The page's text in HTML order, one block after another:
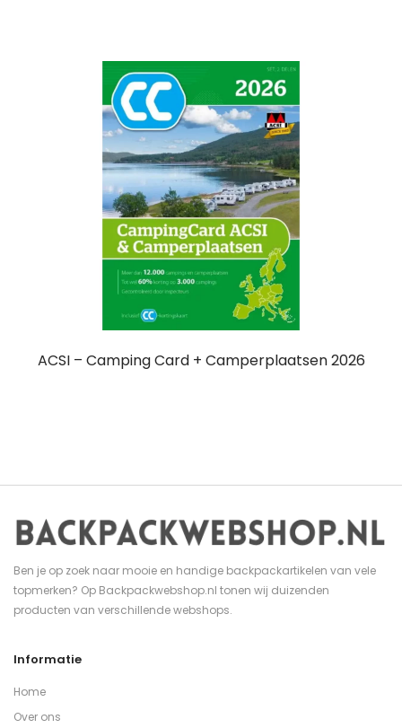
ACSI – Camping Card + Camperplaatsen 2026
Ben je op zoek naar mooie en handige backpackartikelen van vele
topmerken? Op Backpackwebshop.nl tonen wij duizenden
producten van verschillende webshops.
Informatie
Home
Over ons